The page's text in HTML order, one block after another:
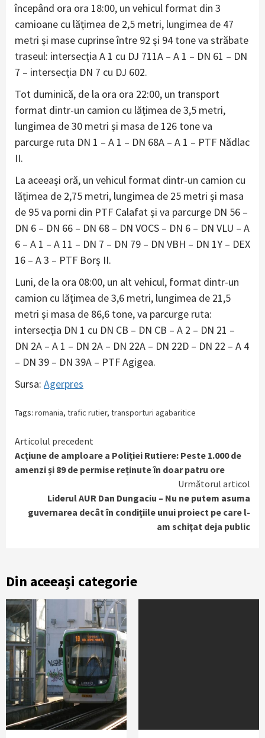
începând ora ora 18:00, un vehicul format din 3
camioane cu lățimea de 2,5 metri, lungimea de 47
metri și mase cuprinse între 92 și 94 tone va străbate
traseul: intersecția A 1 cu DJ 711A – A 1 – DN 61 – DN
7 – intersecția DN 7 cu DJ 602.
Tot duminică, de la ora ora 22:00, un transport
format dintr-un camion cu lățimea de 3,5 metri,
lungimea de 30 metri și masa de 126 tone va
parcurge ruta DN 1 – A 1 – DN 68A – A 1 – PTF Nădlac
II.
La aceeași oră, un vehicul format dintr-un camion cu
lățimea de 2,75 metri, lungimea de 25 metri și masa
de 95 va porni din PTF Calafat și va parcurge DN 56 –
DN 6 – DN 66 – DN 68 – DN VOCS – DN 6 – DN VLU – A
6 – A 1 – A 11 – DN 7 – DN 79 – DN VBH – DN 1Y – DEX
16 – A 3 – PTF Borș II.
Luni, de la ora 08:00, un alt vehicul, format dintr-un
camion cu lățimea de 3,6 metri, lungimea de 21,5
metri și masa de 86,6 tone, va parcurge ruta:
intersecția DN 1 cu DN CB – DN CB – A 2 – DN 21 –
DN 2A – A 1 – DN 2A – DN 22A – DN 22D – DN 22 – A 4
– DN 39 – DN 39A – PTF Agigea.
Sursa: Agerpres
Tags: romania, trafic rutier, transporturi agabaritice
Continue
Reading
Articolul precedent
Acțiune de amploare a Poliției Rutiere: Peste 1.000 de
amenzi și 89 de permise reținute în doar patru ore
Următorul articol
Liderul AUR Dan Dungaciu – Nu ne putem asuma
guvernarea decât în condiţiile unui proiect pe care l-
am schiţat deja public
Din aceeași categorie